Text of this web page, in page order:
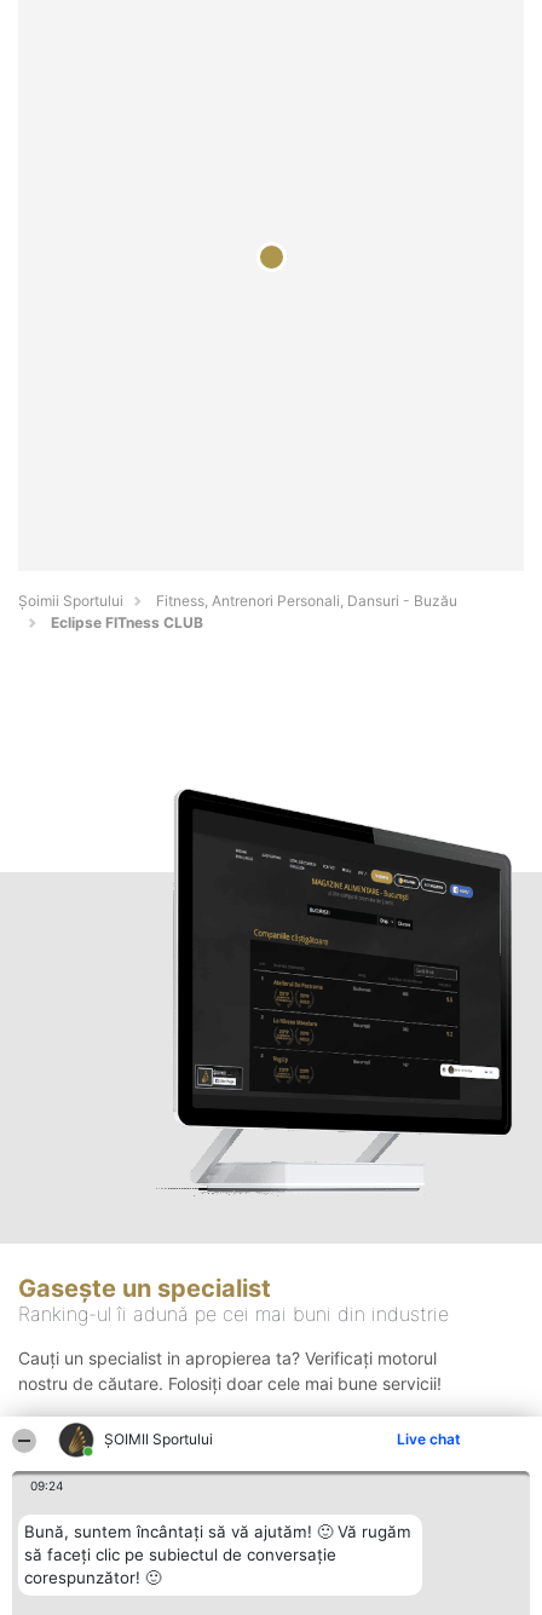
ȘOIMII Sportului Live chat
09:24
Bună, suntem încântați să vă ajutăm! 🙂 Vă rugăm
să faceți clic pe subiectul de conversație
corespunzător! 🙂
Șoimii Sportului
Fitness, Antrenori Personali, Dansuri - Buzău
Eclipse FITness CLUB
Gasește un specialist
Ranking-ul îi adună pe cei mai buni din industrie
Cauți un specialist in apropierea ta? Verificați motorul
nostru de căutare. Folosiți doar cele mai bune servicii!